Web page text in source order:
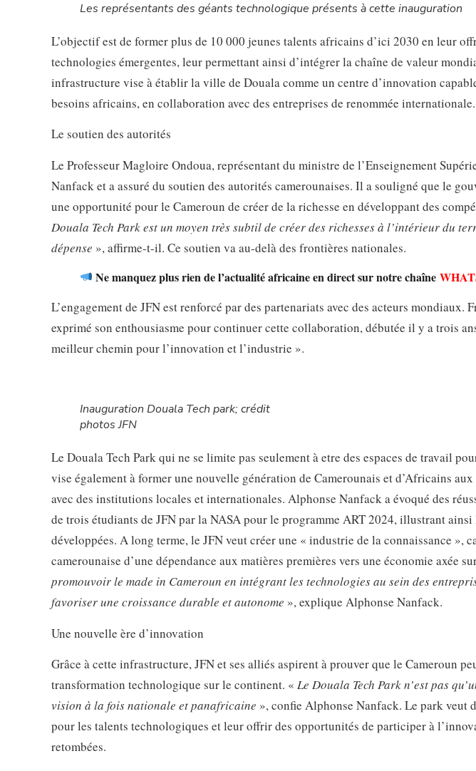
Les représentants des géants technologique présents à cette inauguration
L’objectif est de former plus de 10 000 jeunes talents africains d’ici 2030 en leur
technologies émergentes, leur permettant ainsi d’intégrer la chaîne de valeur
infrastructure vise à établir la ville de Douala comme un centre d’innovation
besoins africains, en collaboration avec des entreprises de renommée internationale.
Le soutien des autorités
Le Professeur Magloire Ondoua, représentant du ministre de l’Enseignement
Nanfack et a assuré du soutien des autorités camerounaises. Il a souligné que le
une opportunité pour le Cameroun de créer de la richesse en développant des
Douala Tech Park est un moyen très subtil de créer des richesses à l’intérieur du
dépense », affirme-t-il. Ce soutien va au-delà des frontières nationales.
Ne manquez plus rien de l’actualité africaine en direct sur notre chaîne
L’engagement de JFN est renforcé par des partenariats avec des acteurs mondiaux.
exprimé son enthousiasme pour continuer cette collaboration, débutée il y a trois
meilleur chemin pour l’innovation et l’industrie ».
Inauguration Douala Tech park; crédit
photos JFN
Le Douala Tech Park qui ne se limite pas seulement à etre des espaces de travail
vise également à former une nouvelle génération de Camerounais et d’Africains
avec des institutions locales et internationales. Alphonse Nanfack a évoqué des
de trois étudiants de JFN par la NASA pour le programme ART 2024, illustrant ainsi
développées. A long terme, le JFN veut créer une « industrie de la connaissance »,
camerounaise d’une dépendance aux matières premières vers une économie axée
promouvoir le made in Cameroun en intégrant les technologies au sein des
favoriser une croissance durable et autonome », explique Alphonse Nanfack.
Une nouvelle ère d’innovation
Grâce à cette infrastructure, JFN et ses alliés aspirent à prouver que le Cameroun
transformation technologique sur le continent. « Le Douala Tech Park n’est pas
vision à la fois nationale et panafricaine », confie Alphonse Nanfack. Le park veut
pour les talents technologiques et leur offrir des opportunités de participer à
retombées.